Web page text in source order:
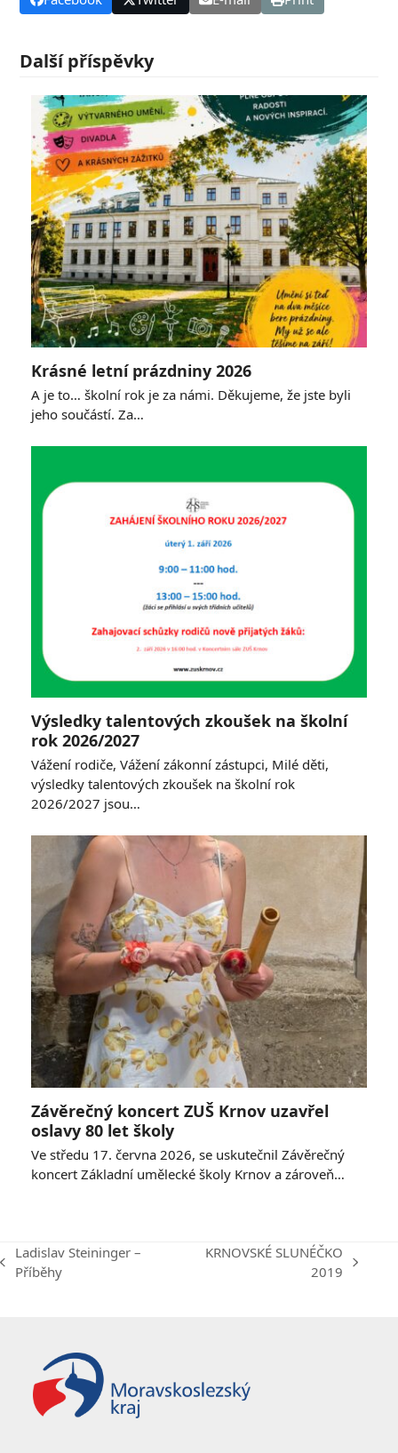
Další příspěvky
Krásné letní prázdniny 2026
A je to… školní rok je za námi. Děkujeme, že jste byli
jeho součástí. Za…
Výsledky talentových zkoušek na školní
rok 2026/2027
Vážení rodiče, Vážení zákonní zástupci, Milé děti,
výsledky talentových zkoušek na školní rok
2026/2027 jsou…
Závěrečný koncert ZUŠ Krnov uzavřel
oslavy 80 let školy
Ve středu 17. června 2026, se uskutečnil Závěrečný
koncert Základní umělecké školy Krnov a zároveň…
previous
Ladislav Steininger –
Příběhy
KRNOVSKÉ SLUNÉČKO
2019